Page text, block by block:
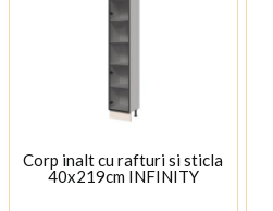
Corp inalt cu rafturi si sticla
40x219cm INFINITY